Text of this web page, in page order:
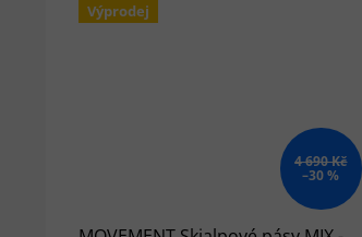
Výprodej
4 690 Kč
–30 %